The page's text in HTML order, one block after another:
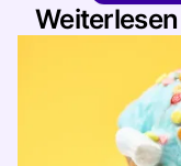
Weiterlesen